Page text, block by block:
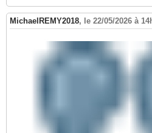
MichaelREMY2018, le 22/05/2026 à